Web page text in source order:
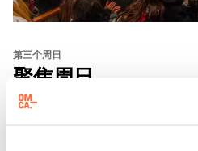
第三个周日
聚焦周日